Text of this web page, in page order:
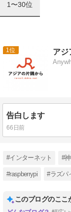
1〜30位
1 アジ
告白します
66日前
#インターネット #
#raspberrypi #ラズパ
このブログのここ